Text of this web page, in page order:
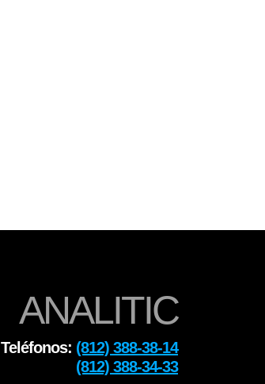
ANALITIC
Teléfonos: (812) 388-38-14
(812) 388-34-33